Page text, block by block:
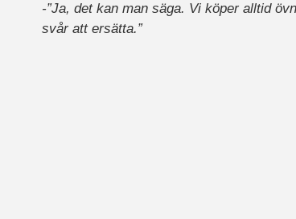
-”Ja, det kan man säga. Vi köper alltid
svår att ersätta.”